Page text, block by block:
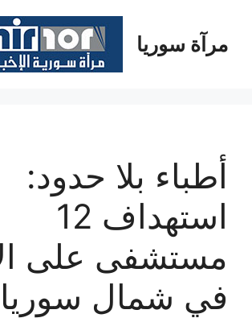
المحتوىمرآة سوريا
أطباء بلا حدود:
استهداف 12
مستشفى على
في شمال سوريا